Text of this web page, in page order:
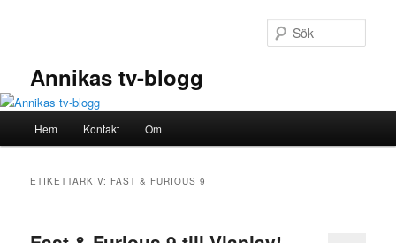
Annikas tv-blogg
Hem Kontakt Om
ETIKETTARKIV: FAST & FURIOUS 9